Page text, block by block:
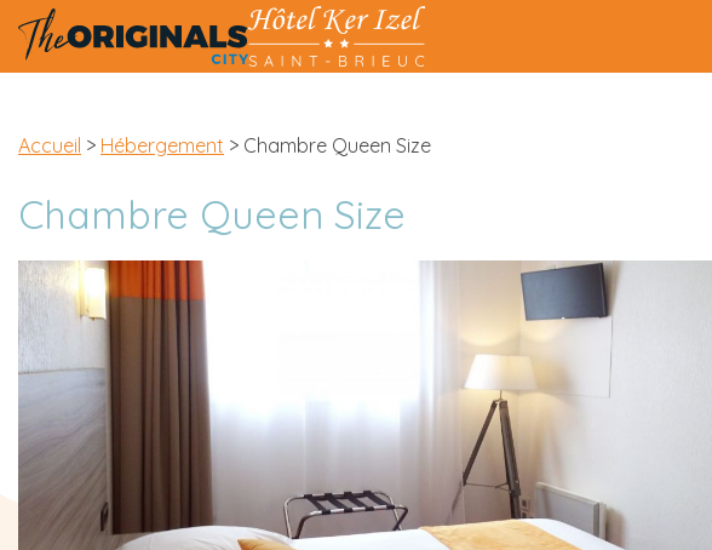
Accueil > Hébergement > Chambre Queen Size
Chambre Queen Size